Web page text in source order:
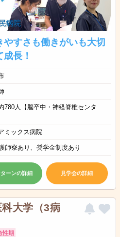
やすさも働きがいも大切
長！
780人【脳卒中・神経脊椎センタ
ミックス病院
師寮あり、奨学金制度あり
ーンの詳細 見学会の詳細
大学（3病
性期